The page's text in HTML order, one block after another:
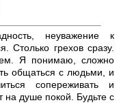
неуважение к
Столько грехов сразу.
Я понимаю, сложно
общаться с людьми, и
сопереживать и
на душе покой. Будьте с